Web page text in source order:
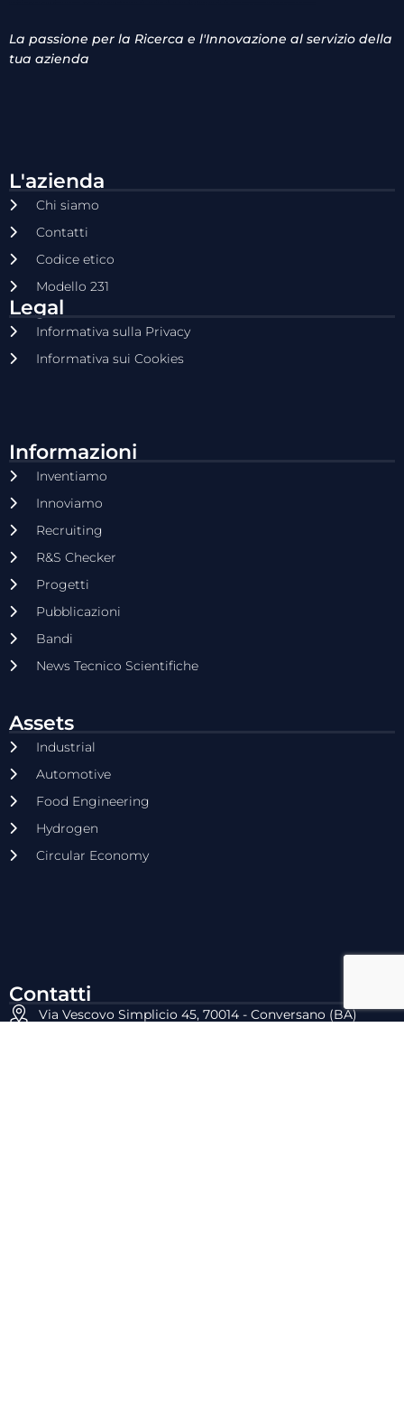
La passione per la Ricerca e l'Innovazione al servizio della
tua azienda
L'azienda
Chi siamo
Contatti
Codice etico
Modello 231
Legal
Informativa sulla Privacy
Informativa sui Cookies
Informazioni
Inventiamo
Innoviamo
Recruiting
R&S Checker
Progetti
Pubblicazioni
Bandi
News Tecnico Scientifiche
Assets
Industrial
Automotive
Food Engineering
Hydrogen
Circular Economy
Contatti
Via Vescovo Simplicio 45, 70014 - Conversano (BA)